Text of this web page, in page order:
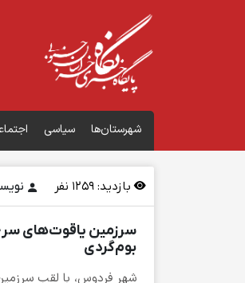
شهرستان‌ها سیاسی
بازدید: نفر
سرزمین یاقوت‌های
بوم‌گردی
شهر فردوس، با لقب